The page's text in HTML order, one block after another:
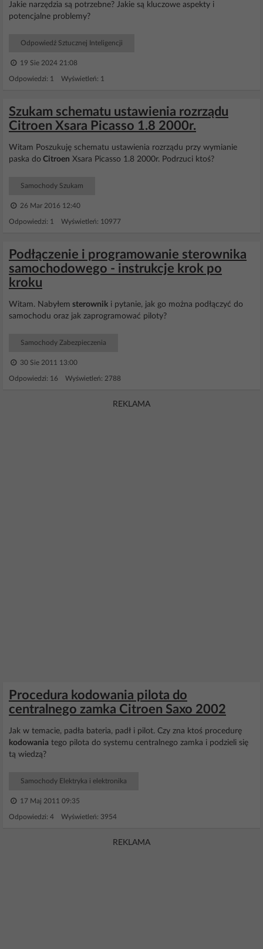
Jakie narzędzia są potrzebne? Jakie są kluczowe aspekty i
potencjalne problemy?
Odpowiedź Sztucznej Inteligencji
19 Sie 2024 21:08
Odpowiedzi: 1 Wyświetleń: 1
Szukam schematu ustawienia rozrządu
Citroen Xsara Picasso 1.8 2000r.
Witam Poszukuję schematu ustawienia rozrządu przy wymianie
paska do Citroen Xsara Picasso 1.8 2000r. Podrzuci ktoś?
Samochody Szukam
26 Mar 2016 12:40
Odpowiedzi: 1 Wyświetleń: 10977
Podłączenie i programowanie sterownika
samochodowego - instrukcje krok po
kroku
Witam. Nabyłem sterownik i pytanie, jak go można podłączyć do
samochodu oraz jak zaprogramować piloty?
Samochody Zabezpieczenia
30 Sie 2011 13:00
Odpowiedzi: 16 Wyświetleń: 2788
REKLAMA
Procedura kodowania pilota do
centralnego zamka Citroen Saxo 2002
Jak w temacie, padła bateria, padł i pilot. Czy zna ktoś procedurę
kodowania tego pilota do systemu centralnego zamka i podzieli się
tą wiedzą?
Samochody Elektryka i elektronika
17 Maj 2011 09:35
Odpowiedzi: 4 Wyświetleń: 3954
REKLAMA